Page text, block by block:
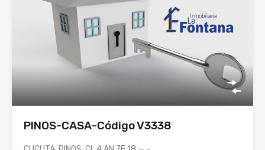
PINOS-CASA-Código V3338